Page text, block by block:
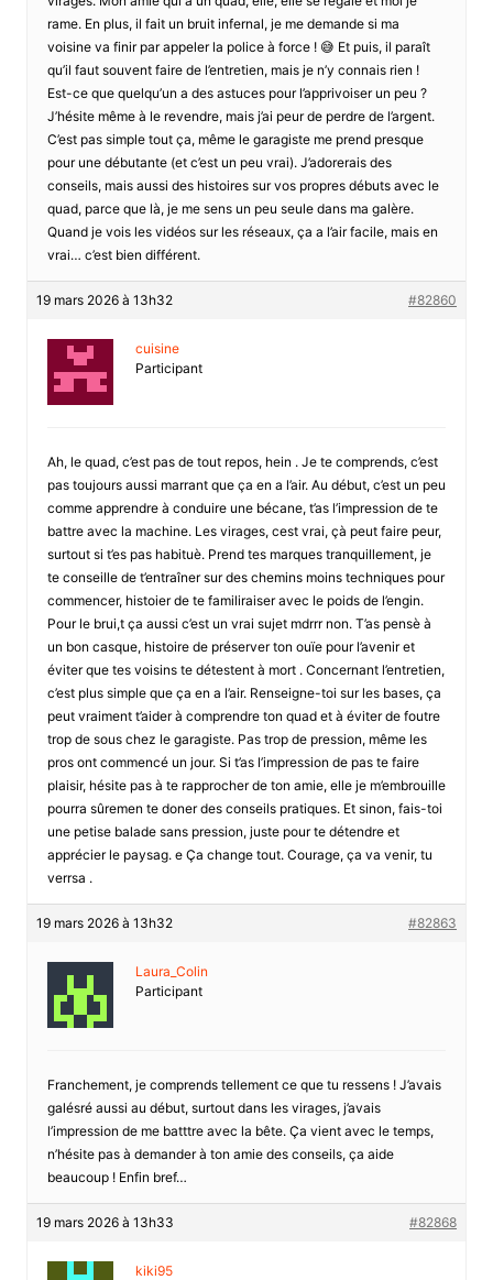
rame. En plus, il fait un bruit infernal, je me demande si ma
voisine va finir par appeler la police à force ! 😅 Et puis, il paraît
qu’il faut souvent faire de l’entretien, mais je n’y connais rien !
Est-ce que quelqu’un a des astuces pour l’apprivoiser un peu ?
J’hésite même à le revendre, mais j’ai peur de perdre de l’argent.
C’est pas simple tout ça, même le garagiste me prend presque
pour une débutante (et c’est un peu vrai). J’adorerais des
conseils, mais aussi des histoires sur vos propres débuts avec le
quad, parce que là, je me sens un peu seule dans ma galère.
Quand je vois les vidéos sur les réseaux, ça a l’air facile, mais en
vrai… c’est bien différent.
19 mars 2026 à 13h32 #82860
cuisine
Participant
Ah, le quad, c’est pas de tout repos, hein . Je te comprends, c’est
pas toujours aussi marrant que ça en a l’air. Au début, c’est un peu
comme apprendre à conduire une bécane, t’as l’impression de te
battre avec la machine. Les virages, cest vrai, çà peut faire peur,
surtout si t’es pas habituè. Prend tes marques tranquillement, je
te conseille de t’entraîner sur des chemins moins techniques pour
commencer, histoier de te familiraiser avec le poids de l’engin.
Pour le brui,t ça aussi c’est un vrai sujet mdrrr non. T’as pensè à
un bon casque, histoire de préserver ton ouïe pour l’avenir et
éviter que tes voisins te détestent à mort . Concernant l’entretien,
c’est plus simple que ça en a l’air. Renseigne-toi sur les bases, ça
peut vraiment t’aider à comprendre ton quad et à éviter de foutre
trop de sous chez le garagiste. Pas trop de pression, même les
pros ont commencé un jour. Si t’as l’impression de pas te faire
plaisir, hésite pas à te rapprocher de ton amie, elle je m’embrouille
pourra sûremen te doner des conseils pratiques. Et sinon, fais-toi
une petise balade sans pression, juste pour te détendre et
apprécier le paysag. e Ça change tout. Courage, ça va venir, tu
verrsa .
19 mars 2026 à 13h32 #82863
Laura_Colin
Participant
Franchement, je comprends tellement ce que tu ressens ! J’avais
galésré aussi au début, surtout dans les virages, j’avais
l’impression de me batttre avec la bête. Ça vient avec le temps,
n’hésite pas à demander à ton amie des conseils, ça aide
beaucoup ! Enfin bref…
19 mars 2026 à 13h33 #82868
kiki95